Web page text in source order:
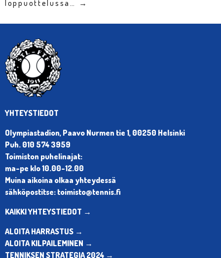
loppuottelussa… →
YHTEYSTIEDOT
Olympiastadion, Paavo Nurmen tie 1, 00250 Helsinki
Puh. 010 574 3959
Toimiston puhelinajat:
ma-pe klo 10.00-12.00
Muina aikoina olkaa yhteydessä
sähköpostitse: toimisto@tennis.fi
KAIKKI YHTEYSTIEDOT →
ALOITA HARRASTUS →
ALOITA KILPAILEMINEN →
TENNIKSEN STRATEGIA 2024 →